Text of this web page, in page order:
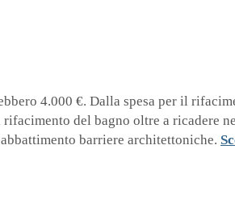
4.000 €. Dalla spesa per il
del bagno oltre a ricadere
barriere architettoniche.